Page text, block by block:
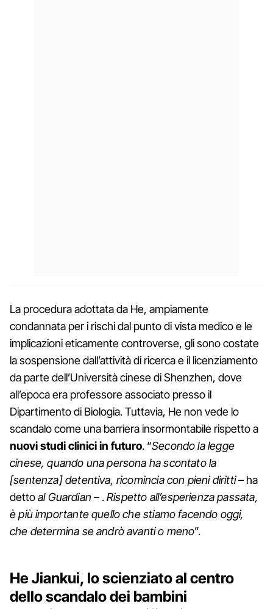
La procedura adottata da He, ampiamente
condannata per i rischi dal punto di vista medico e le
implicazioni eticamente controverse, gli sono costate
la sospensione dall’attività di ricerca e il licenziamento
da parte dell’Università cinese di Shenzhen, dove
all’epoca era professore associato presso il
Dipartimento di Biologia. Tuttavia, He non vede lo
scandalo come una barriera insormontabile rispetto a
nuovi studi clinici in futuro. “Secondo la legge
cinese, quando una persona ha scontato la
[sentenza] detentiva, ricomincia con pieni diritti– ha
dettoal Guardian – .Rispetto all’esperienza passata,
è più importante quello che stiamo facendo oggi,
che determina se andrò avanti o meno”.
He Jiankui, lo scienziato al centro
dello scandalo dei bambini